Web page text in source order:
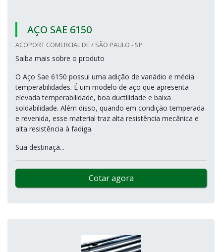
AÇO SAE 6150
ACOPORT COMERCIAL DE / SÃO PAULO - SP
Saiba mais sobre o produto
O Aço Sae 6150 possui uma adição de vanádio e média
temperabilidades. É um modelo de aço que apresenta
elevada temperabilidade, boa ductilidade e baixa
soldabilidade. Além disso, quando em condição temperada
e revenida, esse material traz alta resistência mecânica e
alta resistência à fadiga.
Sua destinaçã...
Cotar agora